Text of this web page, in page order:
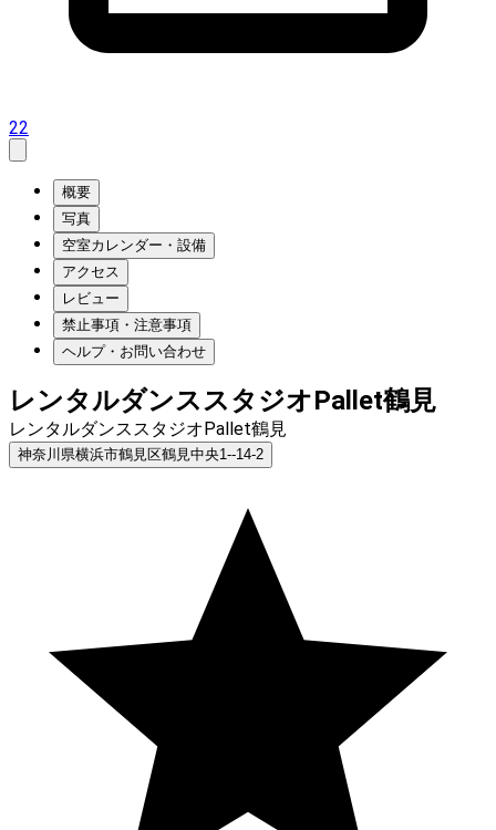
22
概要
写真
空室カレンダー・設備
アクセス
レビュー
禁止事項・注意事項
ヘルプ・お問い合わせ
レンタルダンススタジオPallet鶴見
レンタルダンススタジオPallet鶴見
神奈川県横浜市鶴見区鶴見中央1--14-2